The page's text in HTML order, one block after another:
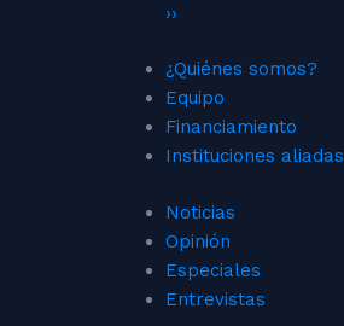
››
¿Quiénes somos?
Equipo
Financiamiento
Instituciones aliadas
Noticias
Opinión
Especiales
Entrevistas